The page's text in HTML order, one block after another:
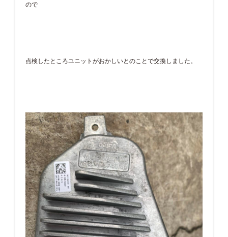
ので
点検したところユニットがおかしいとのことで交換しました。